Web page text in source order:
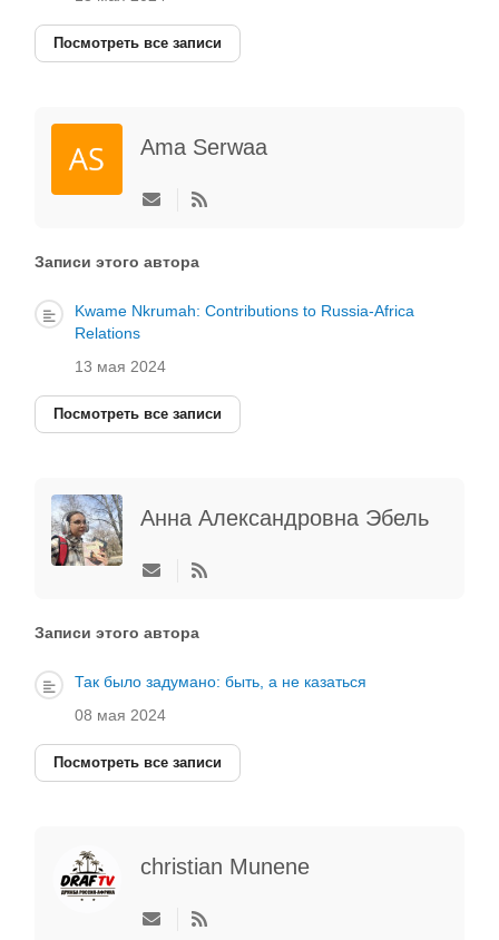
Посмотреть все записи
Ama Serwaa
Подписаться
автора
Записи этого автора
Kwame Nkrumah: Contributions to Russia-Africa
Relations
13 мая 2024
Посмотреть все записи
Анна Александровна Эбель
Подписаться
автора
Записи этого автора
Так было задумано: быть, а не казаться
08 мая 2024
Посмотреть все записи
christian Munene
Подписаться